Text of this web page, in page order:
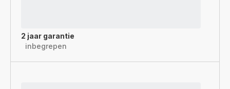
2 jaar garantie
inbegrepen